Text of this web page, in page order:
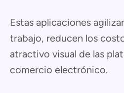
Estas aplicaciones
trabajo, reducen los
atractivo visual de las
comercio electrónico.